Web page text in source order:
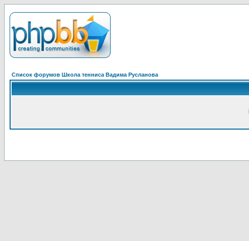
Список форумов Школа тенниса Вадима Русланова